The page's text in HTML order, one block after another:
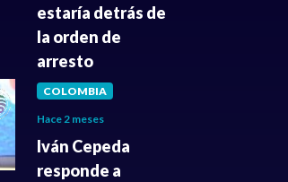
estaría detrás de
la orden de
arresto
COLOMBIA
Hace 2 meses
Iván Cepeda
responde a